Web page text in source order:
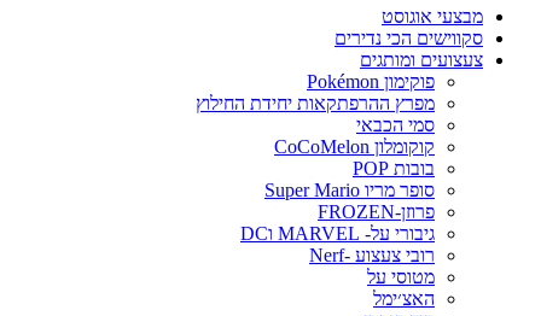
מבצעי אוגוסט
סקווישים הכי נדירים
צעצועים ומותגים
פוקימון Pokémon
מפרץ ההרפתקאות יחידת החילוץ
סמי הכבאי
קוקומלון CoCoMelon
בובות POP
סופר מריו Super Mario
פרוזן-FROZEN
גיבורי על- MARVEL וDC
רובי צעצוע -Nerf
מטוסי על
האצ׳ימל